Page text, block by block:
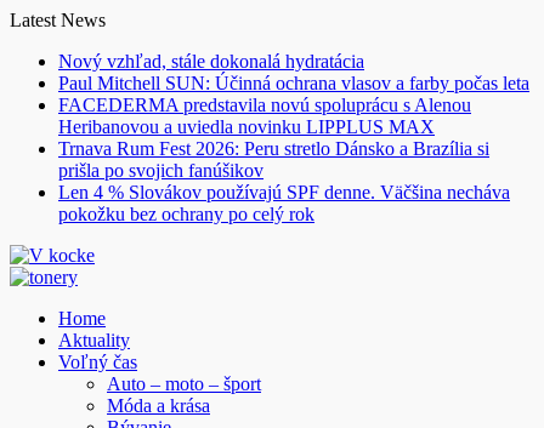
Skip
content
Latest News
Nový vzhľad, stále dokonalá hydratácia
Paul Mitchell SUN: Účinná ochrana vlasov a farby počas leta
FACEDERMA predstavila novú spoluprácu s Alenou
Heribanovou a uviedla novinku LIPPLUS MAX
Trnava Rum Fest 2026: Peru stretlo Dánsko a Brazília si
prišla po svojich fanúšikov
Len 4 % Slovákov používajú SPF denne. Väčšina necháva
pokožku bez ochrany po celý rok
Home
Aktuality
Voľný čas
Auto – moto – šport
Móda a krása